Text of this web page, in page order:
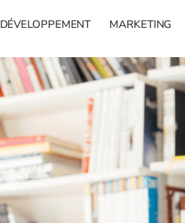
DÉVELOPPEMENT MARKETING